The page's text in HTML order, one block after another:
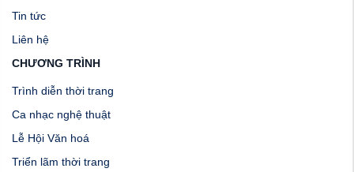
Tin tức
Liên hệ
CHƯƠNG TRÌNH
Trình diễn thời trang
Ca nhạc nghệ thuật
Lễ Hội Văn hoá
Triển lãm thời trang